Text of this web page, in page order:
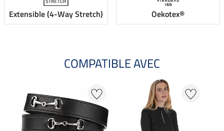
Extensible (4-Way Stretch) Oekotex®
COMPATIBLE AVEC